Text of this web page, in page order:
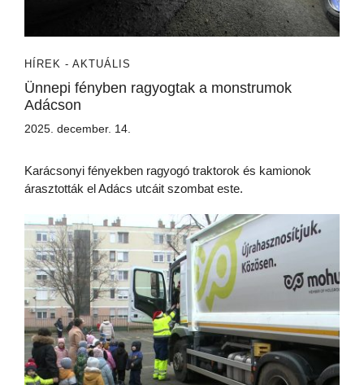
HÍREK - AKTUÁLIS
Ünnepi fényben ragyogtak a monstrumok
Adácson
2025. december. 14.
Karácsonyi fényekben ragyogó traktorok és kamionok
árasztották el Adács utcáit szombat este.